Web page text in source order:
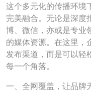
这个多元化的传播环境
完美融合。无论是深度
博、微信，亦或是专业
的媒体资源。在这里，
发布渠道，而是可以轻
每一个角落。
一、全网覆盖，让品牌